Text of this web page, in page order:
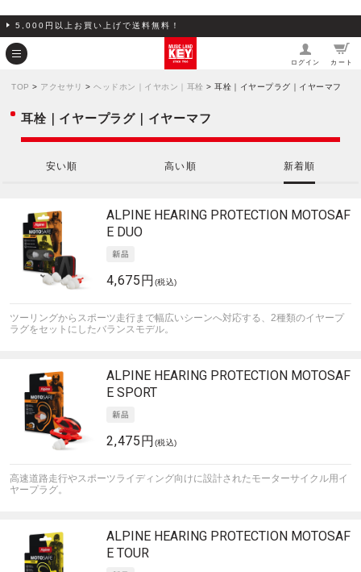
5,000円以上お買い上げで送料無料！
ログイン カート
TOP > アクセサリ > ヘッドホン｜イヤホン｜耳栓 > 耳栓｜イヤープラグ｜イヤーマフ
耳栓｜イヤープラグ｜イヤーマフ
安い順 高い順 新着順
ALPINE HEARING PROTECTION MOTOSAF
E DUO
4,675円 (税込)
ツーリングからスポーツ走行まで幅広いシーンへ対応する、2種類のイヤープ
ラグをセットにしたバランスモデル。
ALPINE HEARING PROTECTION MOTOSAF
E SPORT
2,475円 (税込)
高速道路走行やスポーツライディング向けに設計されたモーターサイクル用イ
ヤープラグ。
ALPINE HEARING PROTECTION MOTOSAF
E TOUR